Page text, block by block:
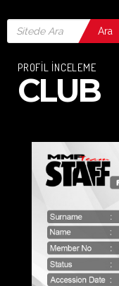
Ara
PROFİL İNCELEME
CLUB